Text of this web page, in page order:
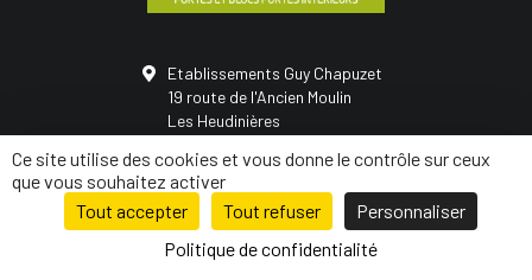
Etablissements Guy Chapuzet
19 route de l'Ancien Moulin
Les Heudinières
02 31 68 05 21
© Conception Mediapilote Normandie Mentions légales
Politique de
confidentialité-Plan de site
Ce site utilise des cookies et vous donne le contrôle sur ceux
que vous souhaitez activer
Tout accepter
Tout refuser
Personnaliser
Politique de confidentialité